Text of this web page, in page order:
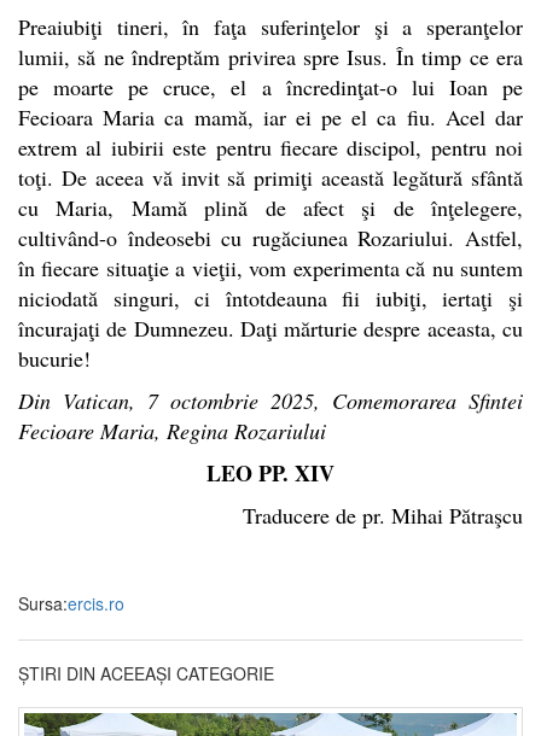
Preaiubiţi tineri, în faţa suferinţelor şi a speranţelor
lumii, să ne îndreptăm privirea spre Isus. În timp ce era
pe moarte pe cruce, el a încredinţat-o lui Ioan pe
Fecioara Maria ca mamă, iar ei pe el ca fiu. Acel dar
extrem al iubirii este pentru fiecare discipol, pentru noi
toţi. De aceea vă invit să primiţi această legătură sfântă
cu Maria, Mamă plină de afect şi de înţelegere,
cultivând-o îndeosebi cu rugăciunea Rozariului. Astfel,
în fiecare situaţie a vieţii, vom experimenta că nu suntem
niciodată singuri, ci întotdeauna fii iubiţi, iertaţi şi
încurajaţi de Dumnezeu. Daţi mărturie despre aceasta, cu
bucurie!
Din Vatican, 7 octombrie 2025, Comemorarea Sfintei
Fecioare Maria, Regina Rozariului
LEO PP. XIV
Traducere de pr. Mihai Pătraşcu
Sursa:ercis.ro
ȘTIRI DIN ACEEAȘI CATEGORIE